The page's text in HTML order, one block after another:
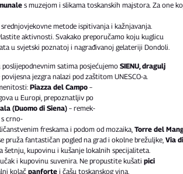
s muzejom i slikama toskanskih majstora. Za one
metode ispitivanja i kažnjavanja.
aktivnosti. Svakako preporučamo koju kuglicu
u svjetski poznatoj i nagrađivanoj gelateriji Dondoli.
satima posjećujemo SIENU, dragulj
povijesna jezgra nalazi pod zaštitom UNESCO-a.
Piazza del Campo –
u Europi, prepoznatljiv po
(Duomo di Siena)– remek-
crno-
freskama i podom od mozaika, Torre del
pruža fantastičan pogled na grad i okolne brežuljke, Via
šetnju, kupovinu i kušanje lokalnih specijaliteta.
i kupovinu suvenira. Ne propustite kušati pici
kolač panforte i čašu toskanskog vina.